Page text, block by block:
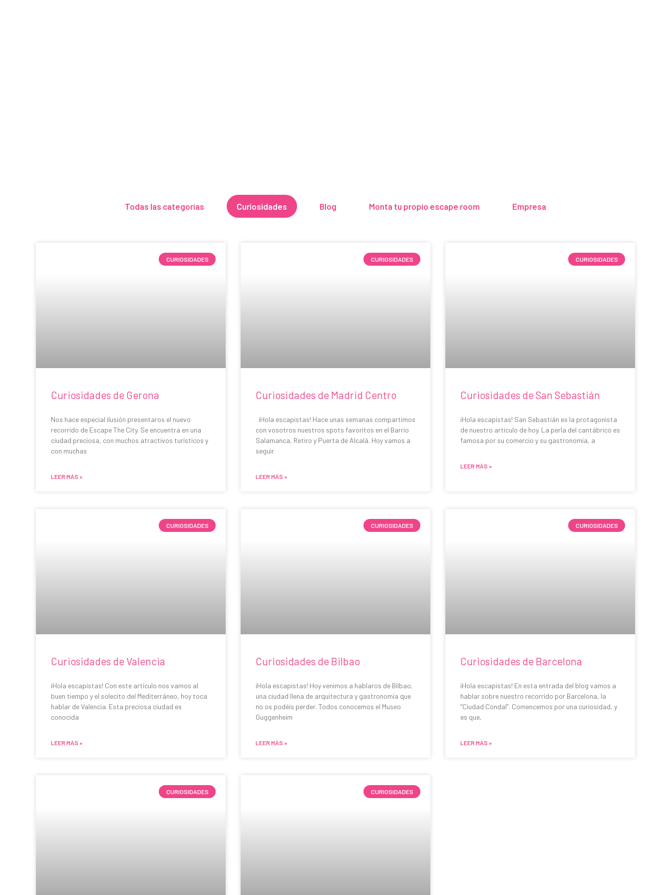
Todas las categorías Curiosidades Blog Monta tu propio escape room Empresa
CURIOSIDADES
Curiosidades de Gerona
Nos hace especial ilusión presentaros el nuevo
recorrido de Escape The City. Se encuentra en una
ciudad preciosa, con muchos atractivos turísticos y
con muchas
LEER MÁS »
CURIOSIDADES
Curiosidades de Madrid Centro
¡Hola escapistas! Hace unas semanas compartimos
con vosotros nuestros spots favoritos en el Barrio
Salamanca, Retiro y Puerta de Alcalá. Hoy vamos a
seguir
LEER MÁS »
CURIOSIDADES
Curiosidades de San Sebastián
¡Hola escapistas! San Sebastián es la protagonista
de nuestro artículo de hoy. La perla del cantábrico es
famosa por su comercio y su gastronomía, a
LEER MÁS »
CURIOSIDADES
Curiosidades de Valencia
¡Hola escapistas! Con este artículo nos vamos al
buen tiempo y el solecito del Mediterráneo, hoy toca
hablar de Valencia. Esta preciosa ciudad es
conocida
LEER MÁS »
CURIOSIDADES
Curiosidades de Bilbao
¡Hola escapistas! Hoy venimos a hablaros de Bilbao,
una ciudad llena de arquitectura y gastronomía que
no os podéis perder. Todos conocemos el Museo
Guggenheim
LEER MÁS »
CURIOSIDADES
Curiosidades de Barcelona
¡Hola escapistas! En esta entrada del blog vamos a
hablar sobre nuestro recorrido por Barcelona, la
“Ciudad Condal”. Comencemos por una curiosidad, y
es que,
LEER MÁS »
CURIOSIDADES CURIOSIDADES